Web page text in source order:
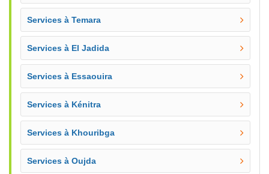
Services à Temara
Services à El Jadida
Services à Essaouira
Services à Kénitra
Services à Khouribga
Services à Oujda